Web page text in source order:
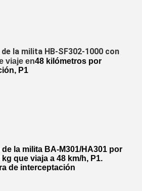
la milita HB-SF302-1000 con
viaje en48 kilómetros por
P1
la milita BA-M301/HA301 por
que viaja a 48 km/h, P1.
de interceptación